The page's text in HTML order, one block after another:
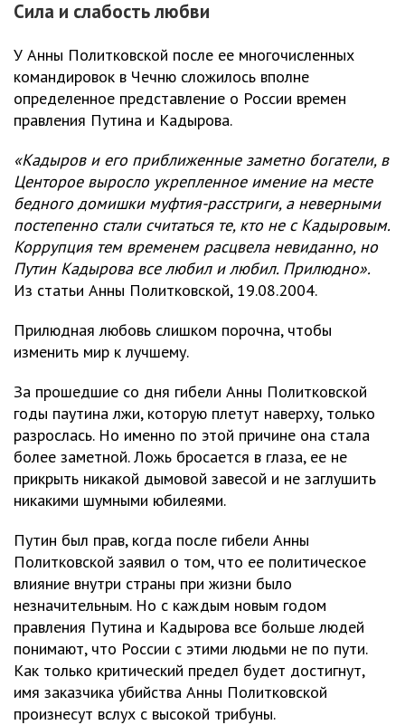
Сила и слабость любви
У Анны Политковской после ее многочисленных
командировок в Чечню сложилось вполне
определенное представление о России времен
правления Путина и Кадырова.
«Кадыров и его приближенные заметно богатели, в
Центорое выросло укрепленное имение на месте
бедного домишки муфтия-расстриги, а неверными
постепенно стали считаться те, кто не с Кадыровым.
Коррупция тем временем расцвела невиданно, но
Путин Кадырова все любил и любил. Прилюдно».
Из статьи Анны Политковской, 19.08.2004.
Прилюдная любовь слишком порочна, чтобы
изменить мир к лучшему.
За прошедшие со дня гибели Анны Политковской
годы паутина лжи, которую плетут наверху, только
разрослась. Но именно по этой причине она стала
более заметной. Ложь бросается в глаза, ее не
прикрыть никакой дымовой завесой и не заглушить
никакими шумными юбилеями.
Путин был прав, когда после гибели Анны
Политковской заявил о том, что ее политическое
влияние внутри страны при жизни было
незначительным. Но с каждым новым годом
правления Путина и Кадырова все больше людей
понимают, что России с этими людьми не по пути.
Как только критический предел будет достигнут,
имя заказчика убийства Анны Политковской
произнесут вслух с высокой трибуны.